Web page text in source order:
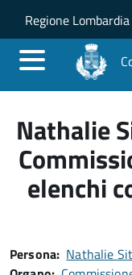
Salta al
Skip to site
Regione Lombardia
Nathalie
elenchi
Persona Nathalie